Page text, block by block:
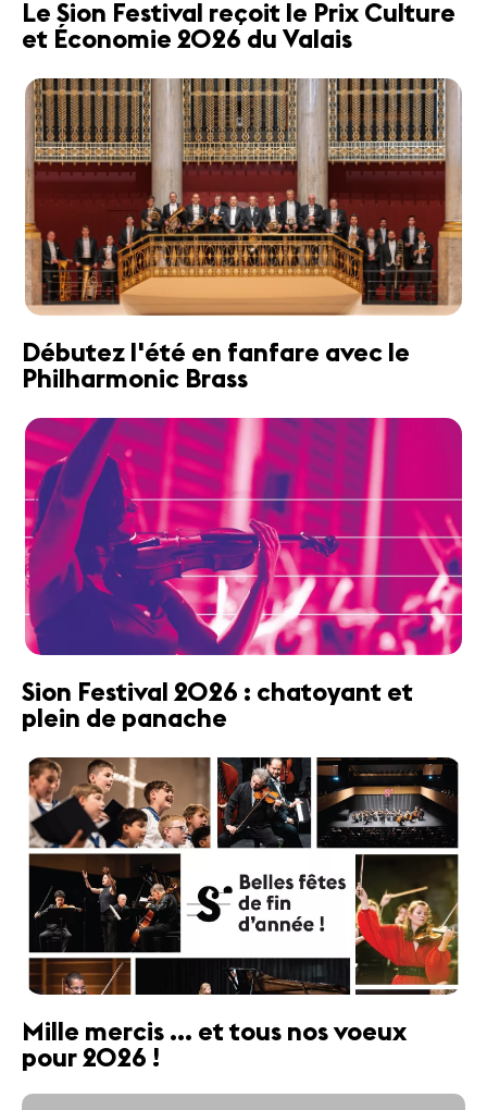
Le Sion Festival reçoit le Prix Culture
et Économie 2026 du Valais
Débutez l'été en fanfare avec le
Philharmonic Brass
Sion Festival 2026 : chatoyant et
plein de panache
Mille mercis ... et tous nos voeux
pour 2026 !